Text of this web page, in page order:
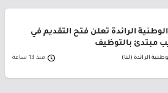
الوطنية الرائدة تعلن فتح التقديم في
مبتدئ بالتوظيف
الرائدة (لنا) منذ 13 ساعة